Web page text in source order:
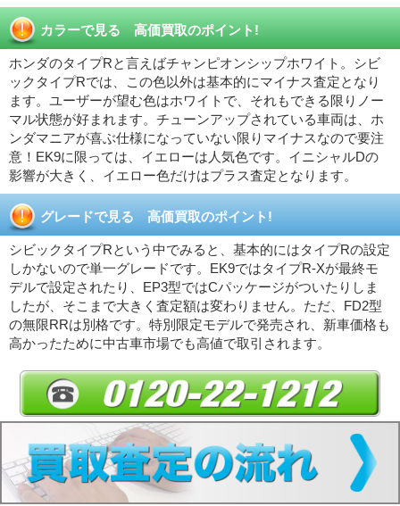
カラーで見る 高価買取のポイント!
ホンダのタイプRと言えばチャンピオンシップホワイト。シビ
ックタイプRでは、この色以外は基本的にマイナス査定となり
ます。ユーザーが望む色はホワイトで、それもできる限りノー
マル状態が好まれます。チューンアップされている車両は、ホ
ンダマニアが喜ぶ仕様になっていない限りマイナスなので要注
意！EK9に限っては、イエローは人気色です。イニシャルDの
影響が大きく、イエロー色だけはプラス査定となります。
グレードで見る 高価買取のポイント!
シビックタイプRという中でみると、基本的にはタイプRの設定
しかないので単一グレードです。EK9ではタイプR-Xが最終モ
デルで設定されたり、EP3型ではCパッケージがついたりしま
したが、そこまで大きく査定額は変わりません。ただ、FD2型
の無限RRは別格です。特別限定モデルで発売され、新車価格も
高かったために中古車市場でも高値で取引されます。